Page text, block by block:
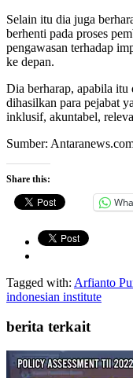
Selain itu dia juga
berhenti pada proses
pengawasan terhadap
ke depan.
Dia berharap, apabila
dihasilkan para pejabat
inklusif, akuntabel,
Sumber:
Share this:
Tagged with: Arfianto
indonesian institute
berita terkait